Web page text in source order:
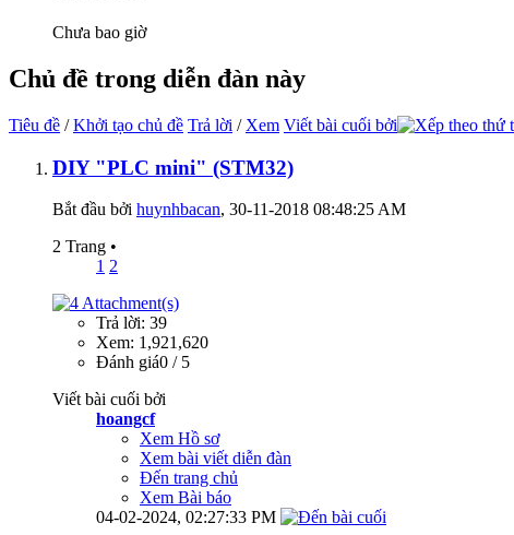
Chưa bao giờ
Chủ đề trong diễn đàn này
Tiêu đề /Khởi tạo chủ đề Trả lời / Xem Viết bài cuối bởi
DIY "PLC mini" (STM32)
Bắt đầu bởi huynhbacan‎, 30-11-2018 08:48:25 AM
2 Trang •
1 2
Trả lời: 39
Xem: 1,921,620
Đánh giá0 / 5
Viết bài cuối bởi
hoangcf
Xem Hồ sơ
Xem bài viết diễn đàn
Đến trang chủ
Xem Bài báo
04-02-2024, 02:27:33 PM